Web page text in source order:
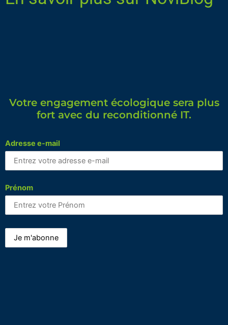
Votre engagement écologique sera plus
fort avec du reconditionné IT.
Adresse e-mail
Prénom